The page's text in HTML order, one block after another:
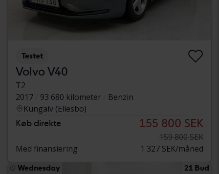
Testet
Volvo V40
T2
2017
93 680 kilometer
Benzin
Kungälv (Ellesbo)
Køb direkte 155 800 SEK
159 800 SEK
Med finansiering
1 327 SEK/måned
Wednesday 21 Bud